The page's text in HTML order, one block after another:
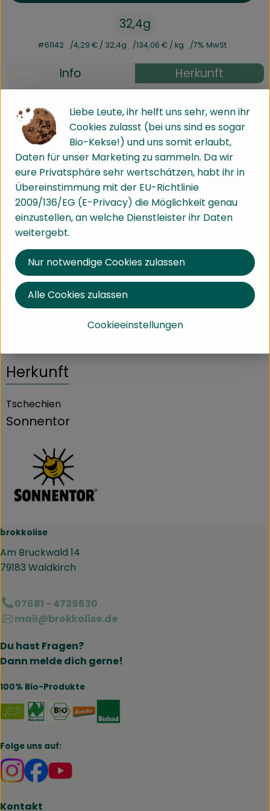
32,4g
#61142 4,29 € / 32,4g 134,06 € / kg 7% MwSt
Info Herkunft
Info
Doppelkammerbeutel
Produktinformationen
Zutaten
Nährwert-Info
Produktdatenblatt
Herkunft
Tschechien
Sonnentor
brokkolise
Am Bruckwald 14
79183 Waldkirch
07681 - 4739630
mail@brokkolise.de
Du hast Fragen?
Dann melde dich gerne!
100% Bio-Produkte
Externer Link zu https://www.naturland.de/de/
Externer Link zu https://www.bmel.de/
Folge uns auf:
Externer Link zu https://www.instagram.com/
Externer Link zu https://www.facebook.com/
Kontakt
Liebe Leute, ihr helft uns sehr, wenn ihr
Cookies zulasst (bei uns sind es sogar
Bio-Kekse!) und uns somit erlaubt,
Daten für unser Marketing zu sammeln. Da wir
eure Privatsphäre sehr wertschätzen, habt ihr in
Übereinstimmung mit der EU-Richtlinie
2009/136/EG (E-Privacy) die Möglichkeit genau
einzustellen, an welche Dienstleister ihr Daten
weitergebt.
Cookieeinstellungen
Nur notwendige Cookies zulassen
Alle Cookies zulassen